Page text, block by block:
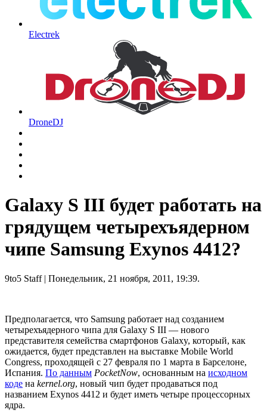
Electrek
DroneDJ
Galaxy S III будет работать на
грядущем четырехъядерном
чипе Samsung Exynos 4412?
9to5 Staff| Понедельник, 21 ноября, 2011, 19:39.
Предполагается, что Samsung работает над созданием
четырехъядерного чипа для Galaxy S III — нового
представителя семейства смартфонов Galaxy, который, как
ожидается, будет представлен на выставке Mobile World
Congress, проходящей с 27 февраля по 1 марта в Барселоне,
Испания. По данным PocketNow, основанным на исходном
коде на kernel.org, новый чип будет продаваться под
названием Exynos 4412 и будет иметь четыре процессорных
ядра.